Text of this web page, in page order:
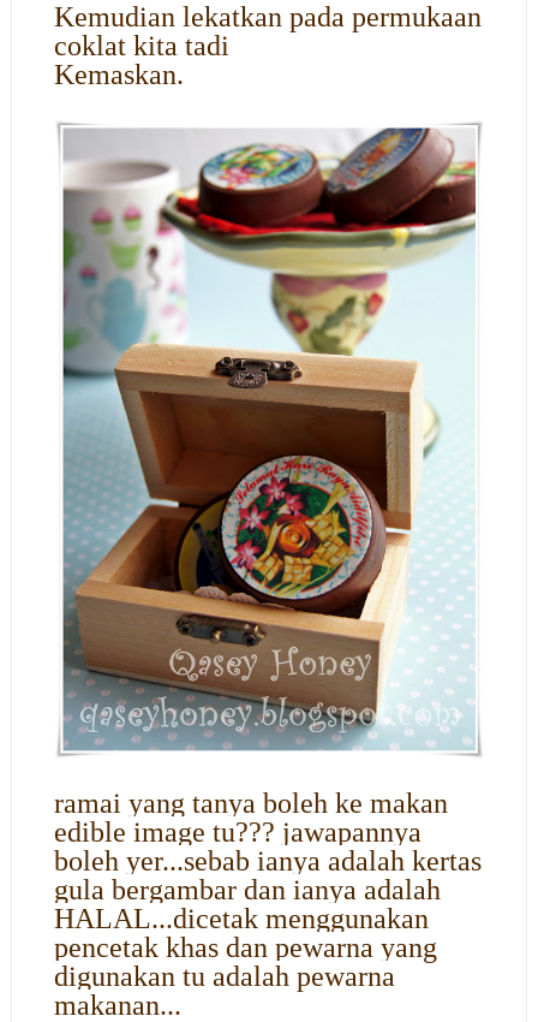
Kemudian lekatkan pada permukaan
coklat kita tadi
Kemaskan.
ramai yang tanya boleh ke makan
edible image tu??? jawapannya
boleh yer...sebab ianya adalah kertas
gula bergambar dan ianya adalah
HALAL...dicetak menggunakan
pencetak khas dan pewarna yang
digunakan tu adalah pewarna
makanan...